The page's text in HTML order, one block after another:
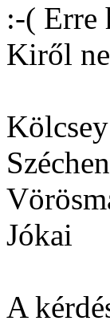
:-( Erre
Kiről
Kölcsey
Jókai
A